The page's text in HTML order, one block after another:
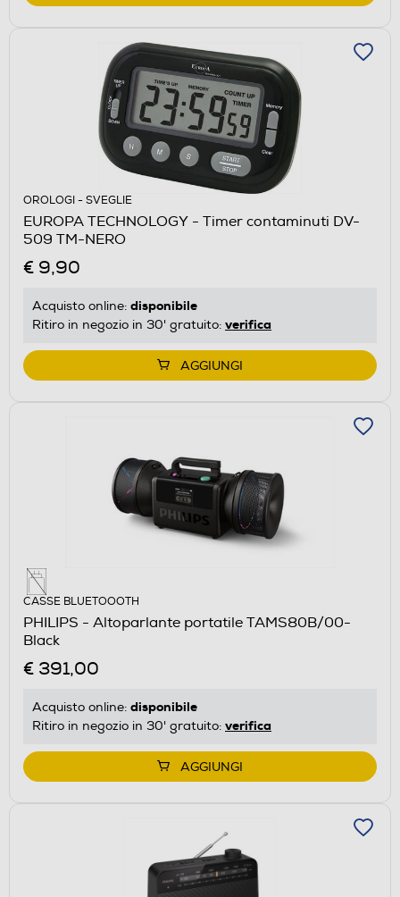
OROLOGI - SVEGLIE
EUROPA TECHNOLOGY - Timer contaminuti DV-
509 TM-NERO
€ 9,90
Acquisto online: disponibile
Ritiro in negozio in 30' gratuito: verifica
AGGIUNGI
CASSE BLUETOOOTH
PHILIPS - Altoparlante portatile TAMS80B/00-
Black
€ 391,00
Acquisto online: disponibile
Ritiro in negozio in 30' gratuito: verifica
AGGIUNGI